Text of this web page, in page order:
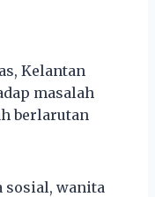
Kelantan
masalah
berlarutan
sosial, wanita